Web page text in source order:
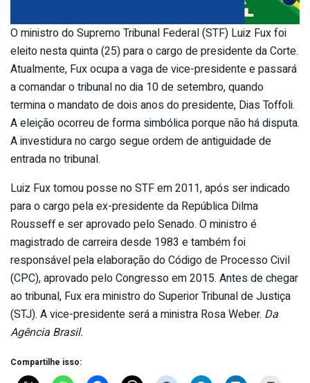
O ministro do Supremo Tribunal Federal (STF) Luiz Fux foi
eleito nesta quinta (25) para o cargo de presidente da Corte.
Atualmente, Fux ocupa a vaga de vice-presidente e passará
a comandar o tribunal no dia 10 de setembro, quando
termina o mandato de dois anos do presidente, Dias Toffoli.
A eleição ocorreu de forma simbólica porque não há disputa.
A investidura no cargo segue ordem de antiguidade de
entrada no tribunal.
Luiz Fux tomou posse no STF em 2011, após ser indicado
para o cargo pela ex-presidente da República Dilma
Rousseff e ser aprovado pelo Senado. O ministro é
magistrado de carreira desde 1983 e também foi
responsável pela elaboração do Código de Processo Civil
(CPC), aprovado pelo Congresso em 2015. Antes de chegar
ao tribunal, Fux era ministro do Superior Tribunal de Justiça
(STJ). A vice-presidente será a ministra Rosa Weber. Da
Agência Brasil.
Compartilhe isso: